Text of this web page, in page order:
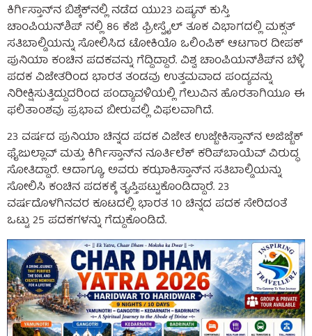
ಕಿರ್ಗಿಸ್ತಾನ್‌ನ ಬಿಶ್ಕೆಕ್‌ನಲ್ಲಿ ನಡೆದ ಯು23 ಏಷ್ಯನ್ ಕುಸ್ತಿ
ಚಾಂಪಿಯನ್‌ಶಿಪ್ ನಲ್ಲಿ 86 ಕೆಜಿ ಫ್ರೀಸ್ಟೈಲ್ ತೂಕ ವಿಭಾಗದಲ್ಲಿ ಮಕ್ಸತ್
ಸತಿಬಾಲ್ಡಿಯನ್ನು ಸೋಲಿಸಿದ ಟೋಕಿಯೊ ಒಲಿಂಪಿಕ್ ಆಟಗಾರ ದೀಪಕ್
ಪುನಿಯಾ ಕಂಚಿನ ಪದಕವನ್ನು ಗೆದ್ದಿದ್ದಾರೆ. ವಿಶ್ವ ಚಾಂಪಿಯನ್‌ಶಿಪ್‌ನ ಬೆಳ್ಳಿ
ಪದಕ ವಿಜೇತರಿಂದ ಭಾರತ ತಂಡವು ಉತ್ತಮವಾದ ಪಂದ್ಯವನ್ನು
ನಿರೀಕ್ಷಿಸುತ್ತಿದ್ದುದರಿಂದ ಪಂದ್ಯಾವಳಿಯಲ್ಲಿ ಗೆಲುವಿನ ಹೊರತಾಗಿಯೂ ಈ
ಫಲಿತಾಂಶವು ಪ್ರಭಾವ ಬೀರುವಲ್ಲಿ ವಿಫಲವಾಗಿದೆ.
23 ವರ್ಷದ ಪುನಿಯಾ ಚಿನ್ನದ ಪದಕ ವಿಜೇತ ಉಜ್ಬೇಕಿಸ್ತಾನ್‌ನ ಅಜಿಜ್ಬೆಕ್
ಫೈಜುಲ್ಲಾವ್ ಮತ್ತು ಕಿರ್ಗಿಸ್ತಾನ್‌ನ ನೂರ್ತಿಲೆಕ್ ಕರಿಪ್‌ಬಾಯೆವ್ ವಿರುದ್ಧ
ಸೋತಿದ್ದಾರೆ. ಆದಾಗ್ಯೂ, ಅವರು ಕಝಾಕಿಸ್ತಾನ್‌ನ ಸತಿಬಾಲ್ಡಿಯನ್ನು
ಸೋಲಿಸಿ ಕಂಚಿನ ಪದಕಕ್ಕೆ ತೃಪ್ತಿಪಟ್ಟುಕೊಂಡಿದ್ದಾರೆ. 23
ವರ್ಷದೊಳಗಿನವರ ಕೂಟದಲ್ಲಿ ಭಾರತ 10 ಚಿನ್ನದ ಪದಕ ಸೇರಿದಂತೆ
ಒಟ್ಟು 25 ಪದಕಗಳನ್ನು ಗೆದ್ದುಕೊಂಡಿದೆ.